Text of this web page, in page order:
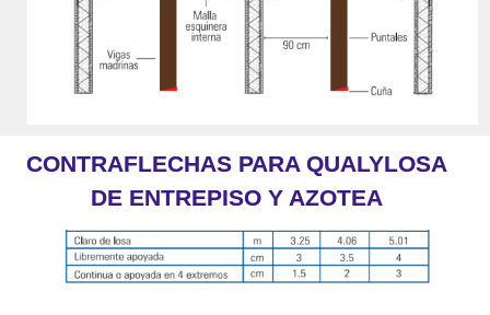
CONTRAFLECHAS PARA QUALYLOSA
DE ENTREPISO Y AZOTEA